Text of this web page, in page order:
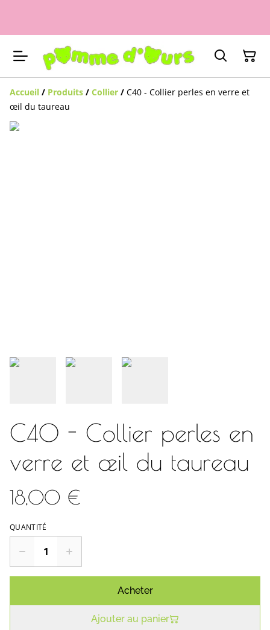
Accueil / Produits / Collier / C40 - Collier perles en verre et
œil du taureau
C40 - Collier perles en
verre et œil du taureau
18,00 €
QUANTITÉ
Acheter
Ajouter au panier